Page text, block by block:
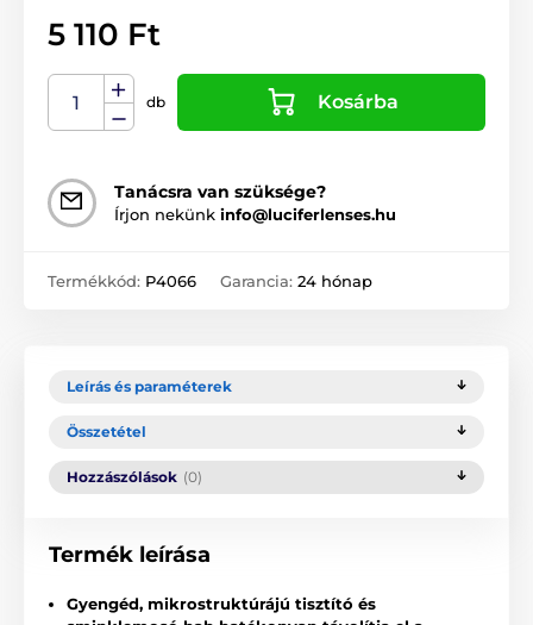
5 110 Ft
db Kosárba
Tanácsra van szüksége?
Írjon nekünk info@luciferlenses.hu
Termékkód: P4066 Garancia: 24 hónap
Leírás és paraméterek
Összetétel
Hozzászólások (0)
Termék leírása
Gyengéd, mikrostruktúrájú tisztító és